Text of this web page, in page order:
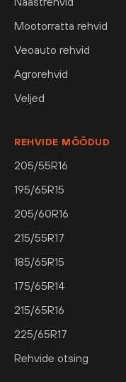
Mootorratta rehvid
Veoauto rehvid
Agrorehvid
Veljed
REHVIDE MÕÕDUD
205/55R16
195/65R15
205/60R16
215/55R17
185/65R15
175/65R14
215/65R16
225/65R17
Rehvide otsing